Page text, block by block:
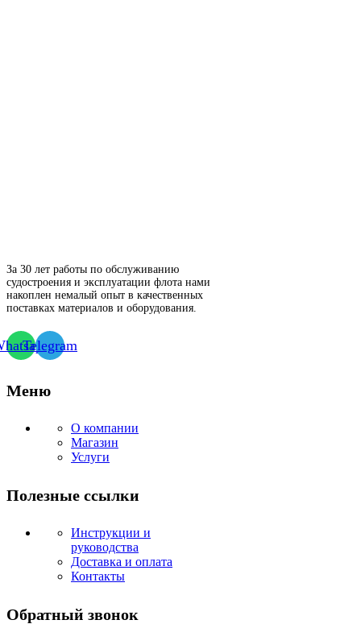
За 30 лет работы по обслуживанию
судостроения и эксплуатации флота нами
накоплен немалый опыт в качественных
поставках материалов и оборудования.
Telegram
Меню
О компании
Магазин
Услуги
Полезные ссылки
Инструкции и
руководства
Доставка и оплата
Контакты
Обратный звонок